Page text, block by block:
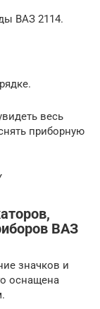
ВАЗ 2114.
весь
приборную
ВАЗ
значков и
оснащена